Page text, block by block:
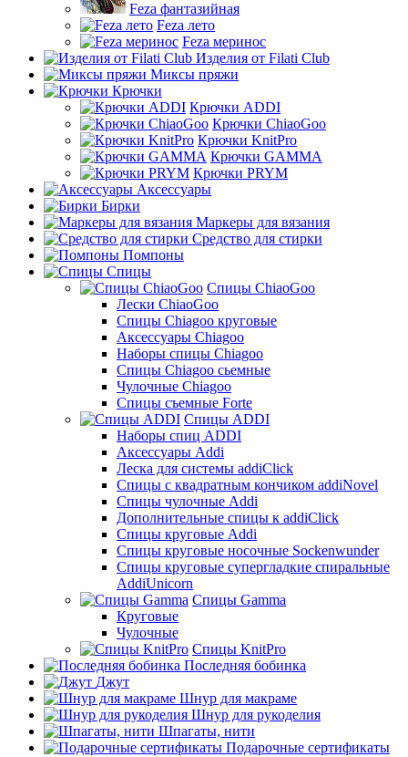
Feza фантазийная
Feza лето
Feza меринос
Изделия от Filati Club
Миксы пряжи
Крючки
Крючки ADDI
Крючки ChiaoGoo
Крючки KnitPro
Крючки GAMMA
Крючки PRYM
Аксессуары
Бирки
Маркеры для вязания
Средство для стирки
Помпоны
Спицы
Спицы ChiaoGoo
Лески ChiaoGoo
Cпицы Сhiagoo круговые
Аксессуары Chiagoo
Наборы спицы Chiagoo
Спицы Chiagoo сьемные
Чулочные Chiagoo
Спицы съемные Forte
Спицы ADDI
Наборы спиц ADDI
Аксессуары Addi
Леска для системы addiClick
Спицы с квадратным кончиком addiNovel
Спицы чулочные Addi
Дополнительные спицы к addiClick
Спицы круговые Addi
Спицы круговые носочные Sockenwunder
Спицы круговые супергладкие спиральные
AddiUnicorn
Спицы Gamma
Круговые
Чулочные
Спицы KnitPro
Последняя бобинка
Джут
Шнур для макраме
Шнур для рукоделия
Шпагаты, нити
Подарочные сертификаты